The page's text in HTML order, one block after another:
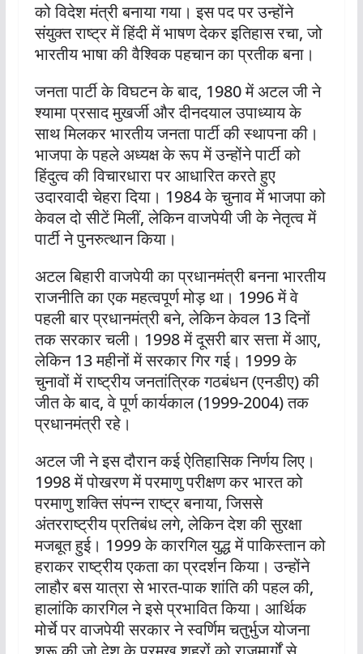
को विदेश मंत्री बनाया गया। इस पद पर उन्होंने
संयुक्त राष्ट्र में हिंदी में भाषण देकर इतिहास रचा, जो
भारतीय भाषा की वैश्विक पहचान का प्रतीक बना।
जनता पार्टी के विघटन के बाद, 1980 में अटल जी ने
श्यामा प्रसाद मुखर्जी और दीनदयाल उपाध्याय के
साथ मिलकर भारतीय जनता पार्टी की स्थापना की।
भाजपा के पहले अध्यक्ष के रूप में उन्होंने पार्टी को
हिंदुत्व की विचारधारा पर आधारित करते हुए
उदारवादी चेहरा दिया। 1984 के चुनाव में भाजपा को
केवल दो सीटें मिलीं, लेकिन वाजपेयी जी के नेतृत्व में
पार्टी ने पुनरुत्थान किया।
अटल बिहारी वाजपेयी का प्रधानमंत्री बनना भारतीय
राजनीति का एक महत्वपूर्ण मोड़ था। 1996 में वे
पहली बार प्रधानमंत्री बने, लेकिन केवल 13 दिनों
तक सरकार चली। 1998 में दूसरी बार सत्ता में आए,
लेकिन 13 महीनों में सरकार गिर गई। 1999 के
चुनावों में राष्ट्रीय जनतांत्रिक गठबंधन (एनडीए) की
जीत के बाद, वे पूर्ण कार्यकाल (1999-2004) तक
प्रधानमंत्री रहे।
अटल जी ने इस दौरान कई ऐतिहासिक निर्णय लिए।
1998 में पोखरण में परमाणु परीक्षण कर भारत को
परमाणु शक्ति संपन्न राष्ट्र बनाया, जिससे
अंतरराष्ट्रीय प्रतिबंध लगे, लेकिन देश की सुरक्षा
मजबूत हुई। 1999 के कारगिल युद्ध में पाकिस्तान को
हराकर राष्ट्रीय एकता का प्रदर्शन किया। उन्होंने
लाहौर बस यात्रा से भारत-पाक शांति की पहल की,
हालांकि कारगिल ने इसे प्रभावित किया। आर्थिक
मोर्चे पर वाजपेयी सरकार ने स्वर्णिम चतुर्भुज योजना